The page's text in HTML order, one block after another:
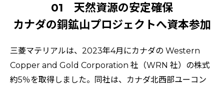
01 天然資源の安定確保
カナダの銅鉱山プロジェクトへ資本参加
三菱マテリアルは、2023年4月にカナダの Western
Copper and Gold Corporation 社（WRN 社）の株式
約5％を取得しました。同社は、カナダ北西部ユーコン